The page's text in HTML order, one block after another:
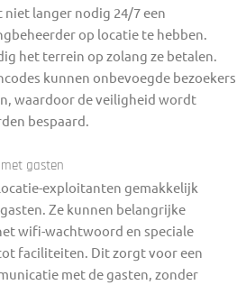
langer nodig 24/7 een
op locatie te hebben.
het terrein op zolang ze betalen.
kunnen onbevoegde bezoekers
waardoor de veiligheid wordt
bespaard.
gasten
exploitanten gemakkelijk
Ze kunnen belangrijke
wifi-wachtwoord en speciale
faciliteiten. Dit zorgt voor een
met de gasten, zonder